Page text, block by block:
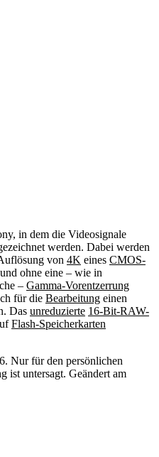
in dem die Videosignale
werden. Dabei werden
von 4K eines CMOS-
ohne eine – wie in
– Gamma-Vorentzerrung
für die Bearbeitung einen
Das unreduzierte 16-Bit-RAW-
Flash-Speicherkarten
Nur für den persönlichen
ist untersagt. Geändert am